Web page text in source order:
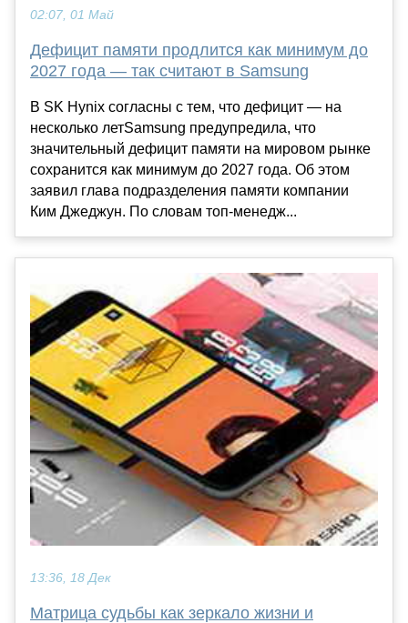
02:07, 01 Май
Дефицит памяти продлится как минимум до
2027 года — так считают в Samsung
В SK Hynix согласны с тем, что дефицит — на
несколько летSamsung предупредила, что
значительный дефицит памяти на мировом рынке
сохранится как минимум до 2027 года. Об этом
заявил глава подразделения памяти компании
Ким Джеджун. По словам топ-менедж...
13:36, 18 Дек
Матрица судьбы как зеркало жизни и